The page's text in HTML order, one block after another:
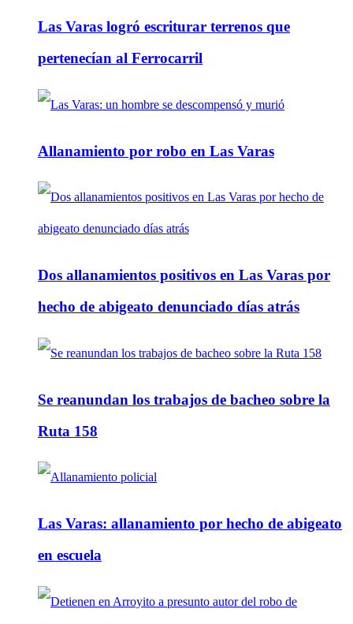
Las Varas logró escriturar terrenos que
pertenecían al Ferrocarril
Allanamiento por robo en Las Varas
Dos allanamientos positivos en Las Varas por
hecho de abigeato denunciado días atrás
Se reanundan los trabajos de bacheo sobre la
Ruta 158
Las Varas: allanamiento por hecho de abigeato
en escuela